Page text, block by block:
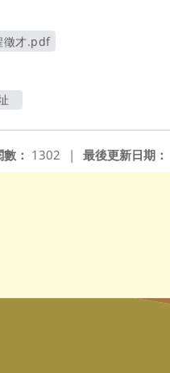
徵才.pdf
最後更新日期：
： 1302 |